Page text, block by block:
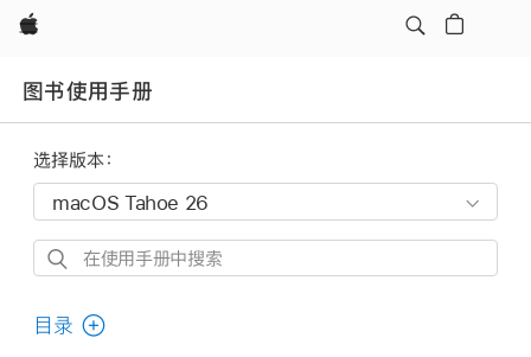
Apple
图书使用手册
选择版本：
在
用
目录